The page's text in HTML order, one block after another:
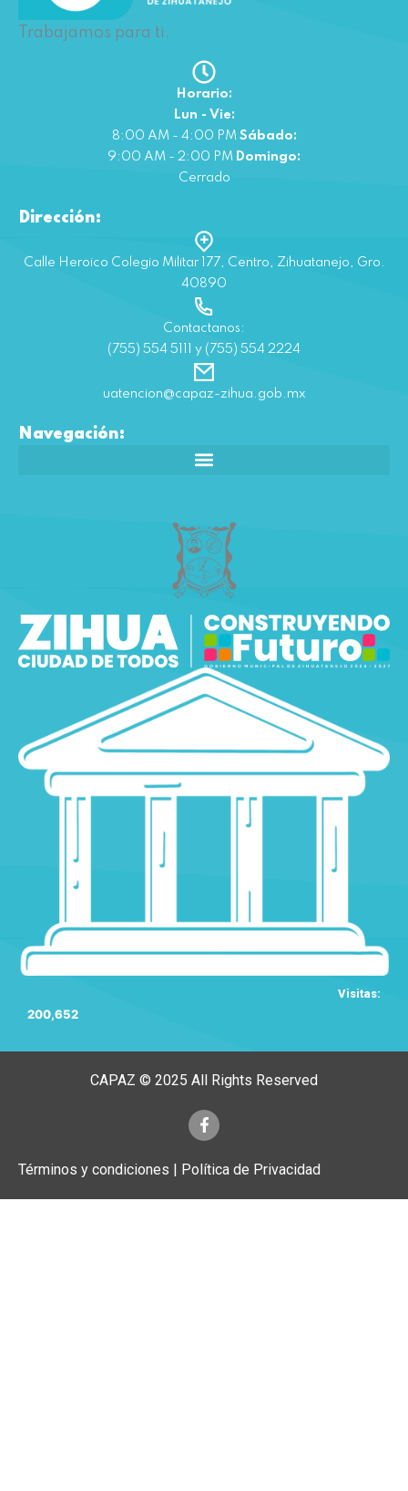
Trabajamos para ti.
Horario:
Lun - Vie:
8:00 AM - 4:00 PM Sábado:
9:00 AM - 2:00 PM Domingo:
Cerrado
Dirección:
Calle Heroico Colegio Militar 177, Centro, Zihuatanejo, Gro.
40890
Contactanos:
(755) 554 5111 y (755) 554 2224
uatencion@capaz-zihua.gob.mx
Navegación:
Visitas:
200,652
CAPAZ © 2025 All Rights Reserved
Términos y condiciones | Política de Privacidad